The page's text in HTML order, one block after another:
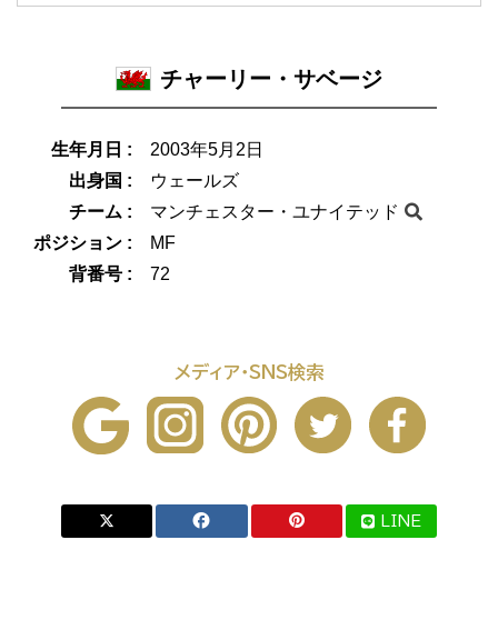
チャーリー・サベージ
生年月日 :
2003年5月2日
出身国 :
ウェールズ
チーム :
マンチェスター・ユナイテッド
ポジション :
MF
背番号 :
72
メディア・SNS検索
LINE